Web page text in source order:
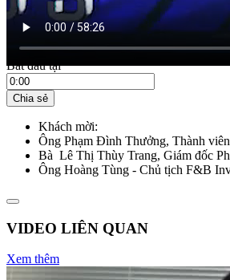
Bắt đầu tại
Chia sẻ
Khách mời:
Ông Phạm Đình Thưởng, Thành
Bà Lê Thị Thùy Trang, Giám đốc
Ông Hoàng Tùng - Chủ tịch F&B
VIDEO LIÊN QUAN
Xem thêm